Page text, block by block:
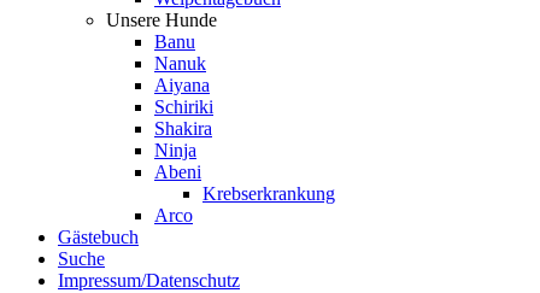
Unsere Hunde
Banu
Nanuk
Aiyana
Schiriki
Shakira
Ninja
Abeni
Krebserkrankung
Arco
Gästebuch
Suche
Impressum/Datenschutz